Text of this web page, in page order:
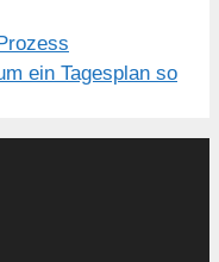
ein Tagesplan so